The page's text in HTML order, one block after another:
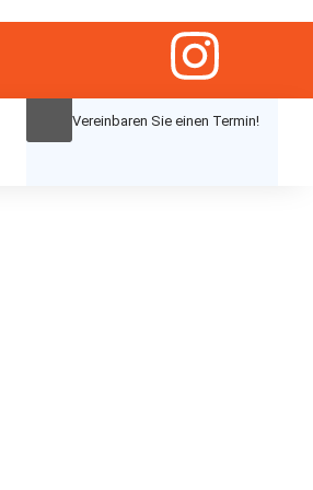
Vereinbaren Sie einen Termin!